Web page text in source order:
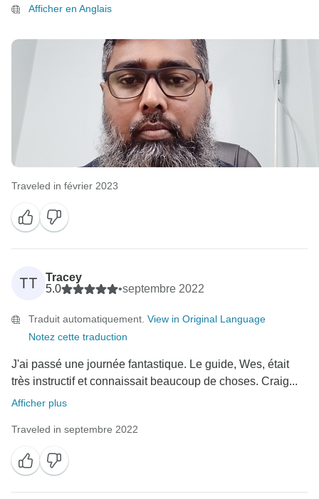
Afficher en Anglais
Traveled in février 2023
TT
Tracey
5.0
•septembre 2022
Traduit automatiquement. View in Original Language
Notez cette traduction
J'ai passé une journée fantastique. Le guide, Wes, était
très instructif et connaissait beaucoup de choses. Craig...
Afficher plus
Traveled in septembre 2022